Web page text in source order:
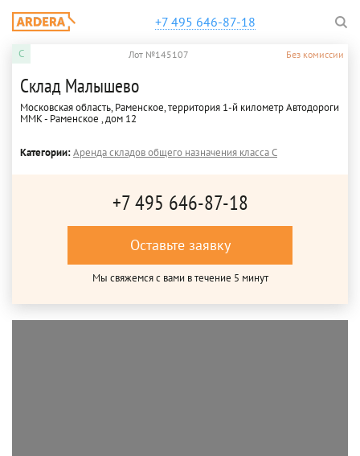
+7 495 646-87-18
C Лот №145107 Без комиссии
Склад Малышево
Московская область, Раменское, территория 1-й километр Автодороги
ММК - Раменское , дом 12
Категории:Аренда складов общего назначения класса C
+7 495 646-87-18
Оставьте заявку
Мы свяжемся с вами в течение 5 минут